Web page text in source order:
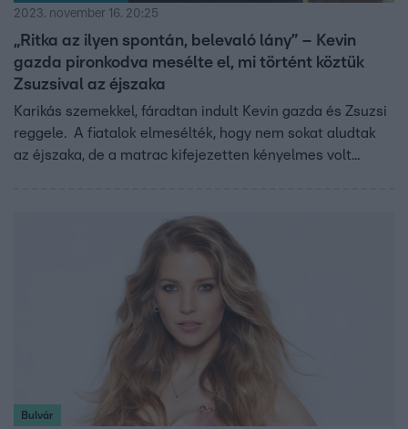
2023. november 16. 20:25
„Ritka az ilyen spontán, belevaló lány” – Kevin
gazda pironkodva mesélte el, mi történt köztük
Zsuzsival az éjszaka
Karikás szemekkel, fáradtan indult Kevin gazda és Zsuzsi
reggele. A fiatalok elmesélték, hogy nem sokat aludtak
az éjszaka, de a matrac kifejezetten kényelmes volt...
Bulvár